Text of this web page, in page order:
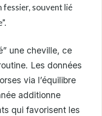
fessier, souvent lié
une cheville, ce
Les données
via l’équilibre
additionne
qui favorisent les